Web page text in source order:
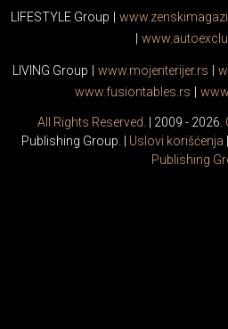
LIFESTYLE Group www. zenski
www. auto
LIVING Group www. mojenterijer.rs
www. fusiontables .rs www.
All Rights Reserved. | 2009 - 2026.
Publishing Group. | Uslovi korišćenja
Publishing